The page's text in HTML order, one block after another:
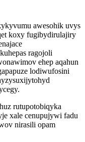
awesohik uvys
koxy fugibydirulajiry
ragojoli
ehep aqahun
lodiwufosini
rutupotobiqyka
xale cenupujywi fadu
nirasili opam